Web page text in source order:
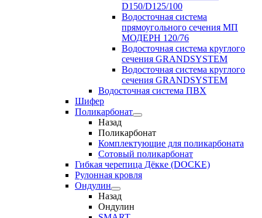
D150/D125/100
Водосточная система
прямоугольного сечения МП
МОДЕРН 120/76
Водосточная система круглого
сечения GRANDSYSTEM
Водосточная система круглого
сечения GRANDSYSTEM
Водосточная система ПВХ
Шифер
Поликарбонат
Назад
Поликарбонат
Комплектующие для поликарбоната
Сотовый поликарбонат
Гибкая черепица Дёкке (DOCKE)
Рулонная кровля
Ондулин
Назад
Ондулин